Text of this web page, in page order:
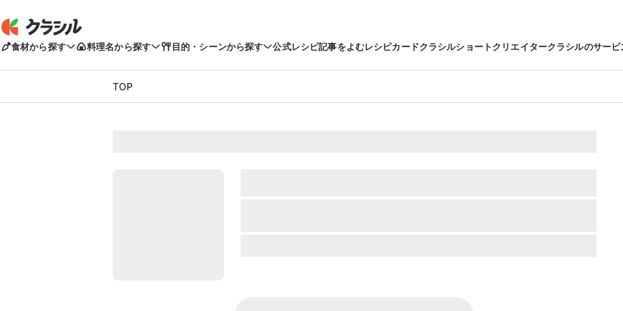
食材から探す 料理名から探す 目的・シーンから探す 公式レシピ記事をよむレシピカードクラシルショートクリエイタークラシルのサービ
TOP